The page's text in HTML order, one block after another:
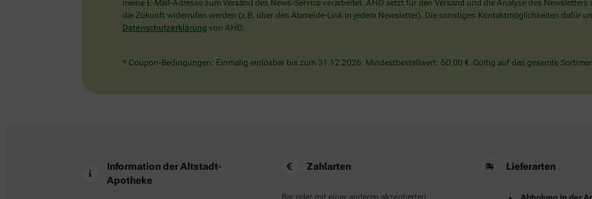
wählen
Auto.
meine E-Mail-Adresse zum Versand des News-Service verarbeitet. AHD setzt für den Versand und die Analyse des
die Zukunft widerrufen werden (z.B. über den Abmelde-Link in jedem Newsletter). Die sonstigen Kontaktmöglichkeiten dafür
Datenschutzerklärung von AHD.
* Coupon-Bedingungen: Einmalig einlösbar bis zum 31.12.2026. Mindestbestellwert: 50,00 €. Gültig auf das gesamte
Information der Altstadt-
Apotheke
Zahlarten
Bar oder mit einer anderen akzeptierten
Lieferarten